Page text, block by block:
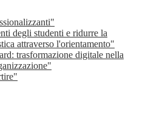
degli studenti e ridurre la
attraverso l'orientamento"
trasformazione digitale nella